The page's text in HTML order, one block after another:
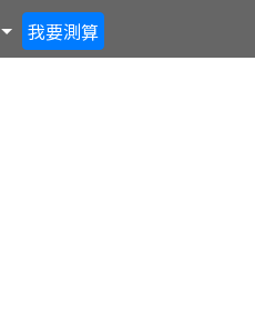
Toggle Dropdown
我要測算